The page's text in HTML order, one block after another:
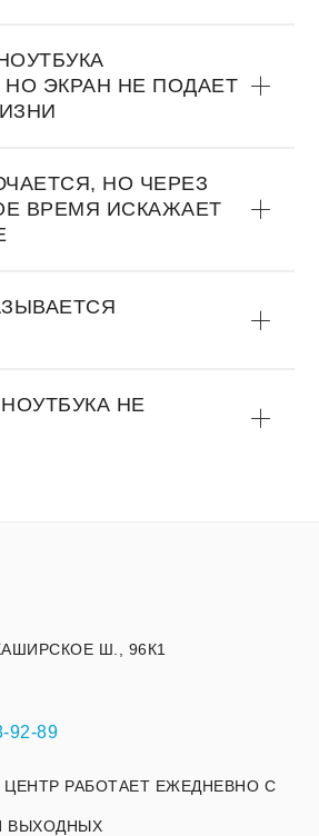
ЭКРАН НЕ ПОДАЕТ
НО ЧЕРЕЗ
ВРЕМЯ ИСКАЖАЕТ
НЕ
Ш., 96К1
92-89
РАБОТАЕТ ЕЖЕДНЕВНО С
ВЫХОДНЫХ